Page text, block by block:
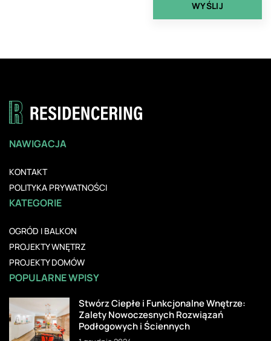
NAWIGACJA
KONTAKT
POLITYKA PRYWATNOŚCI
KATEGORIE
OGRÓD I BALKON
PROJEKTY WNĘTRZ
PROJEKTY DOMÓW
POPULARNE WPISY
Stwórz Ciepłe i Funkcjonalne Wnętrze:
Zalety Nowoczesnych Rozwiązań
Podłogowych i Ściennych